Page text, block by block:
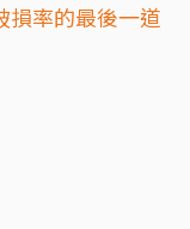
損率的最後一道